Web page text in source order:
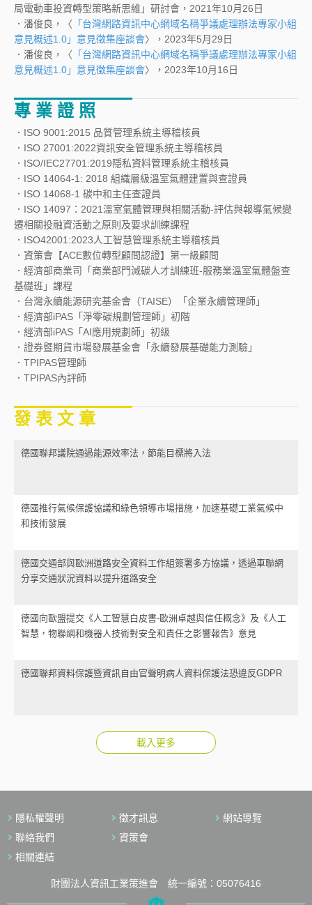
局電動車投資轉型策略新思維」研討會，2021年10月26日
．潘俊良，〈 「台灣網路資訊中心網域名稱爭議處理辦法專家小組
意見概述1.0」意見徵集座談會〉，2023年5月29日
．潘俊良，〈 「台灣網路資訊中心網域名稱爭議處理辦法專家小組
意見概述1.0」意見徵集座談會〉，2023年10月16日
專 業 證 照
．ISO 9001:2015 品質管理系統主導稽核員
．ISO 27001:2022資訊安全管理系統主導稽核員
．ISO/IEC27701:2019隱私資料管理系統主稽核員
．ISO 14064-1: 2018 組織層級溫室氣體建置與查證員
．ISO 14068-1 碳中和主任查證員
．ISO 14097：2021溫室氣體管理與相關活動-評估與報導氣候變
遷相關投融資活動之原則及要求訓練課程
．ISO42001:2023人工智慧管理系統主導稽核員
．資策會【ACE數位轉型顧問認證】第一級顧問
．經濟部商業司「商業部門減碳人才訓練班-服務業溫室氣體盤查
基礎班」課程
．台灣永續能源研究基金會（TAISE）「企業永續管理師」
．經濟部iPAS「淨零碳規劃管理師」初階
．經濟部iPAS「AI應用規劃師」初級
．證券暨期貨市場發展基金會「永續發展基礎能力測驗」
．TPIPAS管理師
．TPIPAS內評師
發 表 文 章
德國聯邦議院通過能源效率法，節能目標將入法
德國推行氣候保護協議和綠色領導市場措施，加速基礎工業氣候中
和技術發展
德國交通部與歐洲道路安全資料工作組簽署多方協議，透過車聯網
分享交通狀況資料以提升道路安全
德國向歐盟提交《人工智慧白皮書-歐洲卓越與信任概念》及《人工
智慧，物聯網和機器人技術對安全和責任之影響報告》意見
德國聯邦資料保護暨資訊自由官聲明病人資料保護法恐違反GDPR
載入更多
隱私權聲明 徵才訊息
網站導覽
聯絡我們
資策會
相關連結
財團法人資訊工業策進會 統一編號：05076416